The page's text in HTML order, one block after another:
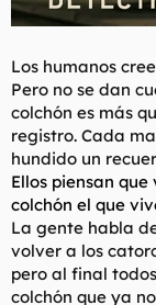
Los humanos
Pero no se dan
colchón es más
registro. Cada
hundido un
Ellos piensan
colchón el que
La gente habla
volver a los
pero al final
colchón que ya